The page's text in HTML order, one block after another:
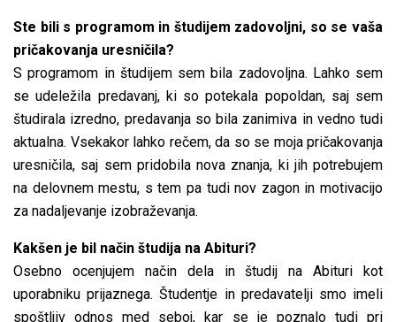
Ste bili s programom in študijem zadovoljni, so se vaša
pričakovanja uresničila?
S programom in študijem sem bila zadovoljna. Lahko sem
se udeležila predavanj, ki so potekala popoldan, saj sem
študirala izredno, predavanja so bila zanimiva in vedno tudi
aktualna. Vsekakor lahko rečem, da so se moja pričakovanja
uresničila, saj sem pridobila nova znanja, ki jih potrebujem
na delovnem mestu, s tem pa tudi nov zagon in motivacijo
za nadaljevanje izobraževanja.
Kakšen je bil način študija na Abituri?
Osebno ocenjujem način dela in študij na Abituri kot
uporabniku prijaznega. Študentje in predavatelji smo imeli
spoštljiv odnos med seboj, kar se je poznalo tudi pri